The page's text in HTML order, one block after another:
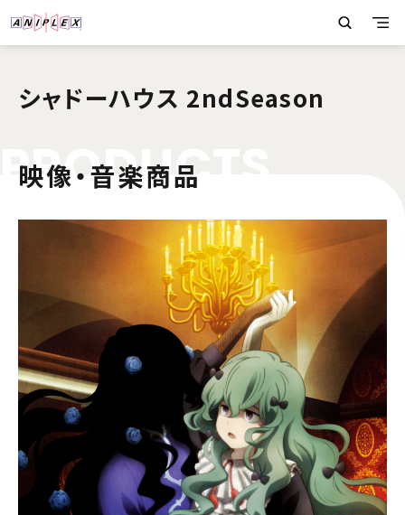
シャドーハウス 2ndSeason
PRODUC
映像・音楽商品